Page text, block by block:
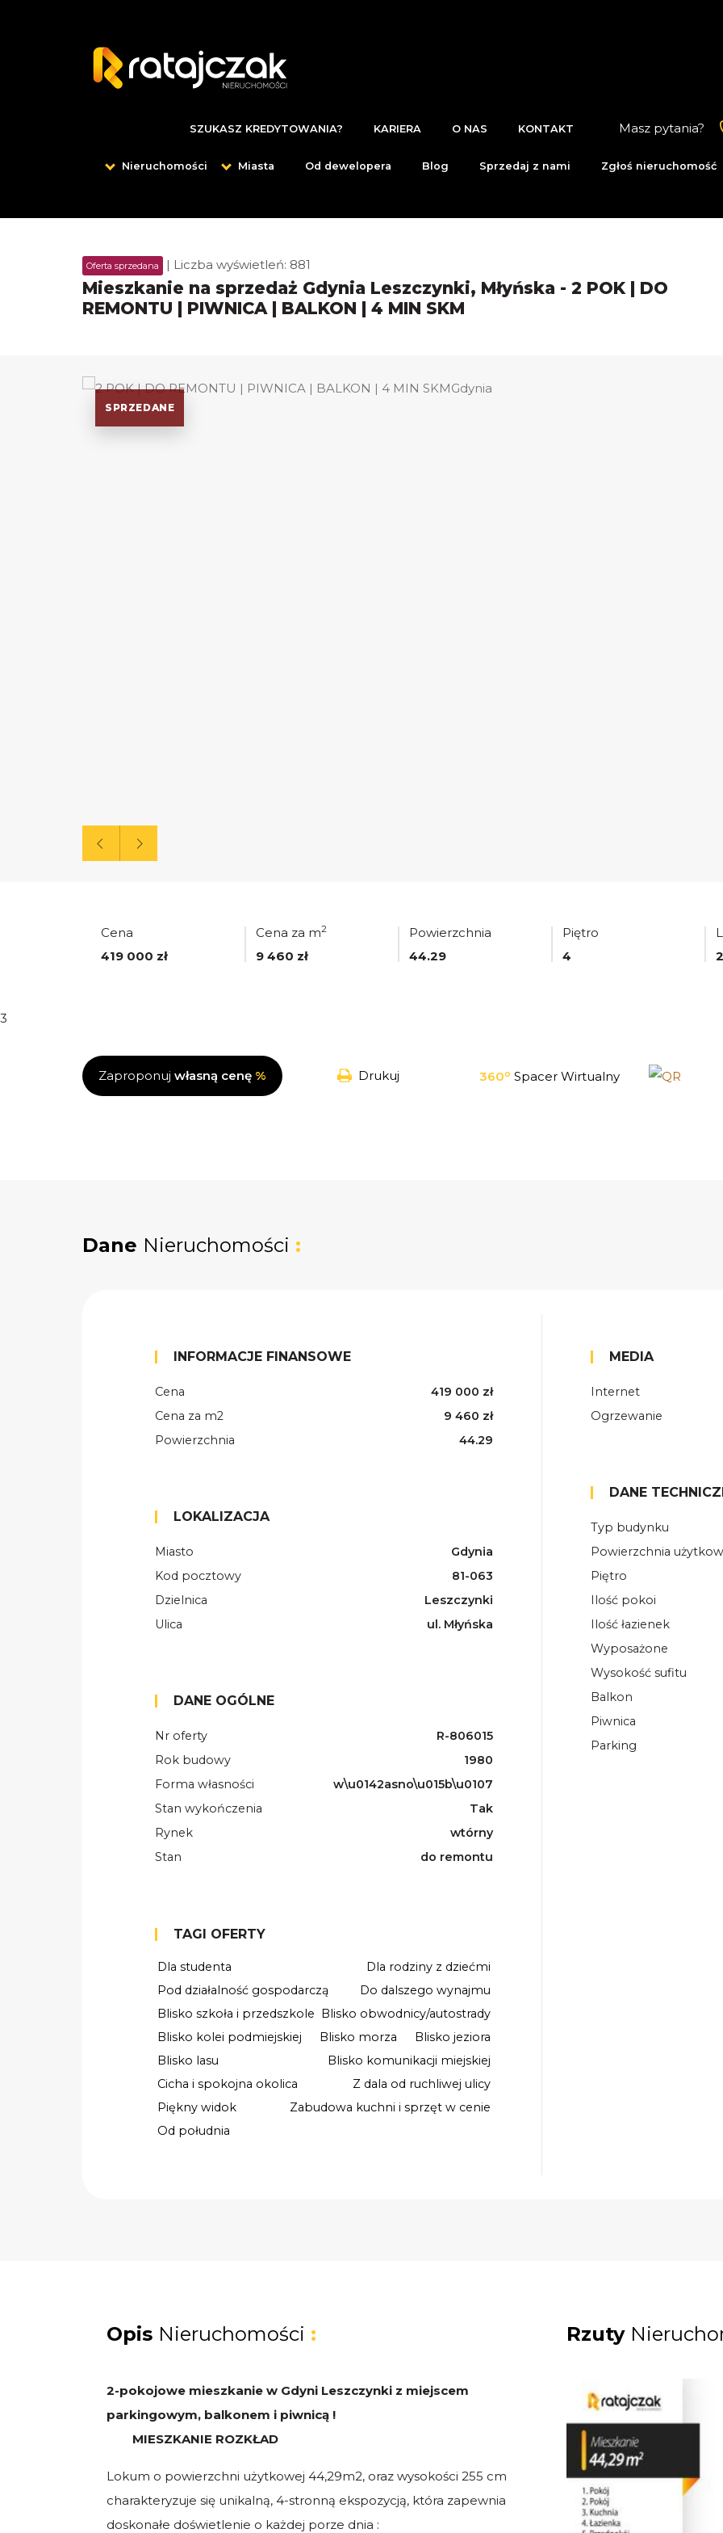
Masz pytania?
SZUKASZ KREDYTOWANIA? KARIERA O NAS KONTAKT
Nieruchomości Miasta Od dewelopera Blog Sprzedaj z nami Zgłoś nieruchomość
Oferta sprzedana | Liczba wyświetleń: 881
Mieszkanie na sprzedaż Gdynia Leszczynki, Młyńska - 2 POK | DO
REMONTU | PIWNICA | BALKON | 4 MIN SKM
SPRZEDANE
Cena
419 000 zł
Cena za m2
9 460 zł
Powierzchnia
44.29
Piętro
4
2
3
Zaproponuj własną cenę % Drukuj 360o Spacer Wirtualny
Dane Nieruchomości :
INFORMACJE FINANSOWE
Cena
419 000 zł
Cena za m2
9 460 zł
Powierzchnia
44.29
LOKALIZACJA
Miasto
Gdynia
Kod pocztowy
81-063
Dzielnica
Leszczynki
Ulica
ul. Młyńska
DANE OGÓLNE
Nr oferty
R-806015
Rok budowy
1980
Forma własności
w\u0142asno\u015b\u0107
Stan wykończenia
Tak
Rynek
wtórny
Stan
do remontu
TAGI OFERTY
Dla studenta
Dla rodziny z dziećmi
Pod działalność gospodarczą
Do dalszego wynajmu
Blisko szkoła i przedszkole Blisko obwodnicy/autostrady
Blisko kolei podmiejskiej
Blisko morza
Blisko jeziora
Blisko lasu
Blisko komunikacji miejskiej
Cicha i spokojna okolica
Z dala od ruchliwej ulicy
Piękny widok
Zabudowa kuchni i sprzęt w cenie
Od południa
MEDIA
Internet
Ogrzewanie
DANE
Typ budynku
Powierzchnia
Piętro
Ilość pokoi
Ilość łazienek
Wyposażone
Wysokość sufitu
Balkon
Piwnica
Parking
Opis Nieruchomości :
2-pokojowe mieszkanie w Gdyni Leszczynki z miejscem
parkingowym, balkonem i piwnicą !
MIESZKANIE ROZKŁAD
Lokum o powierzchni użytkowej 44,29m2, oraz wysokości 255 cm
charakteryzuje się unikalną, 4-stronną ekspozycją, która zapewnia
doskonałe doświetlenie o każdej porze dnia :
Rzuty